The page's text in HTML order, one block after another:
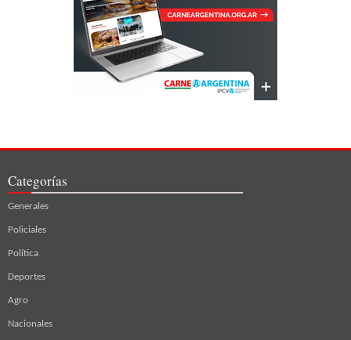
Categorías
Generales
Policiales
Política
Deportes
Agro
Nacionales